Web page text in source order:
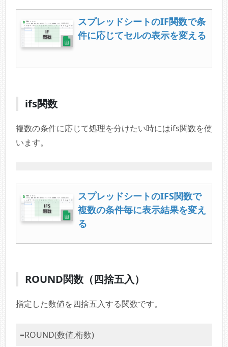
スプレッドシートのIF関数で条
件に応じてセルの表示を変える
ifs関数
複数の条件に応じて処理を分けたい時にはifs関数を使
います。
スプレッドシートのIFS関数で
複数の条件毎に表示結果を変え
る
ROUND関数（四捨五入）
指定した数値を四捨五入する関数です。
=ROUND(数値,桁数)